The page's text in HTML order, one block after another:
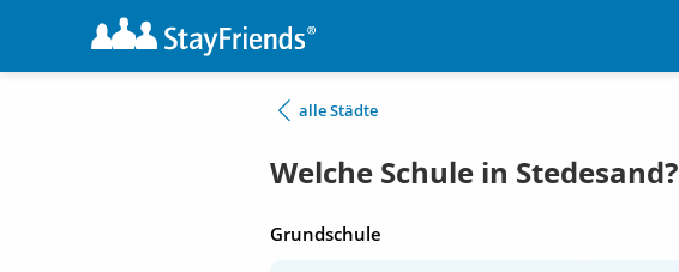
alle Städte
Welche Schule in Stedesand?
Grundschule